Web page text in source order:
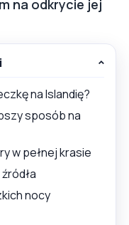
na odkrycie jej
na Islandię?
sposób na
w pełnej krasie
nocy